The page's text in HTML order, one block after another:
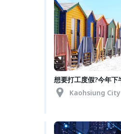
想要打工度假?今年下
Kaohsiung City